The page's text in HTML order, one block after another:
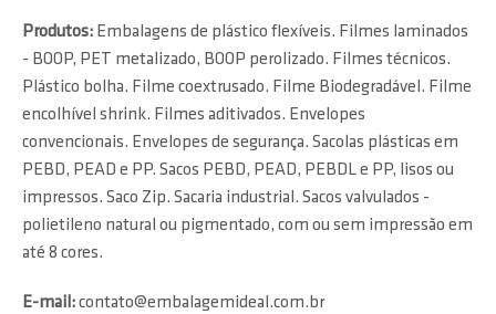
Produtos: Embalagens de plástico flexíveis. Filmes laminados
- BOOP, PET metalizado, BOOP perolizado. Filmes técnicos.
Plástico bolha. Filme coextrusado. Filme Biodegradável. Filme
encolhível shrink. Filmes aditivados. Envelopes
convencionais. Envelopes de segurança. Sacolas plásticas em
PEBD, PEAD e PP. Sacos PEBD, PEAD, PEBDL e PP, lisos ou
impressos. Saco Zip. Sacaria industrial. Sacos valvulados -
polietileno natural ou pigmentado, com ou sem impressão em
até 8 cores.
E-mail:contato@embalagemideal.com.br